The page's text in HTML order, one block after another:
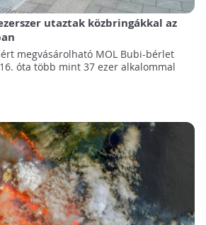
utaztak közbringákkal az
megvásárolható MOL Bubi-bérlet
óta több mint 37 ezer alkalommal